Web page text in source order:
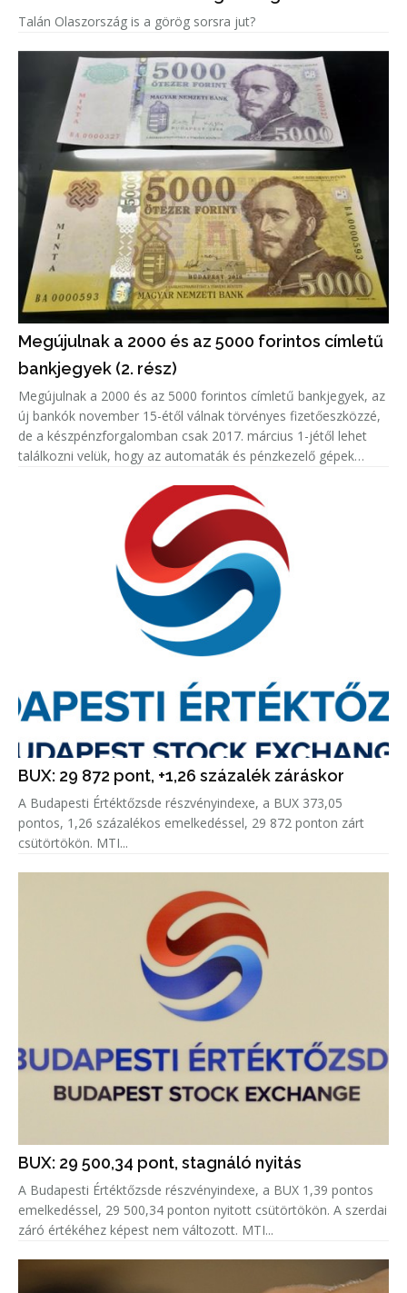
Talán Olaszország is a görög sorsra jut?
Megújulnak a 2000 és az 5000 forintos címletű
bankjegyek (2. rész)
Megújulnak a 2000 és az 5000 forintos címletű bankjegyek, az
új bankók november 15-étől válnak törvényes fizetőeszközzé,
de a készpénzforgalomban csak 2017. március 1-jétől lehet
találkozni velük, hogy az automaták és pénzkezelő gépek
BUX: 29 872 pont, +1,26 százalék záráskor
A Budapesti Értéktőzsde részvényindexe, a BUX 373,05
pontos, 1,26 százalékos emelkedéssel, 29 872 ponton zárt
csütörtökön. MTI...
BUX: 29 500,34 pont, stagnáló nyitás
A Budapesti Értéktőzsde részvényindexe, a BUX 1,39 pontos
emelkedéssel, 29 500,34 ponton nyitott csütörtökön. A szerdai
záró értékéhez képest nem változott. MTI...